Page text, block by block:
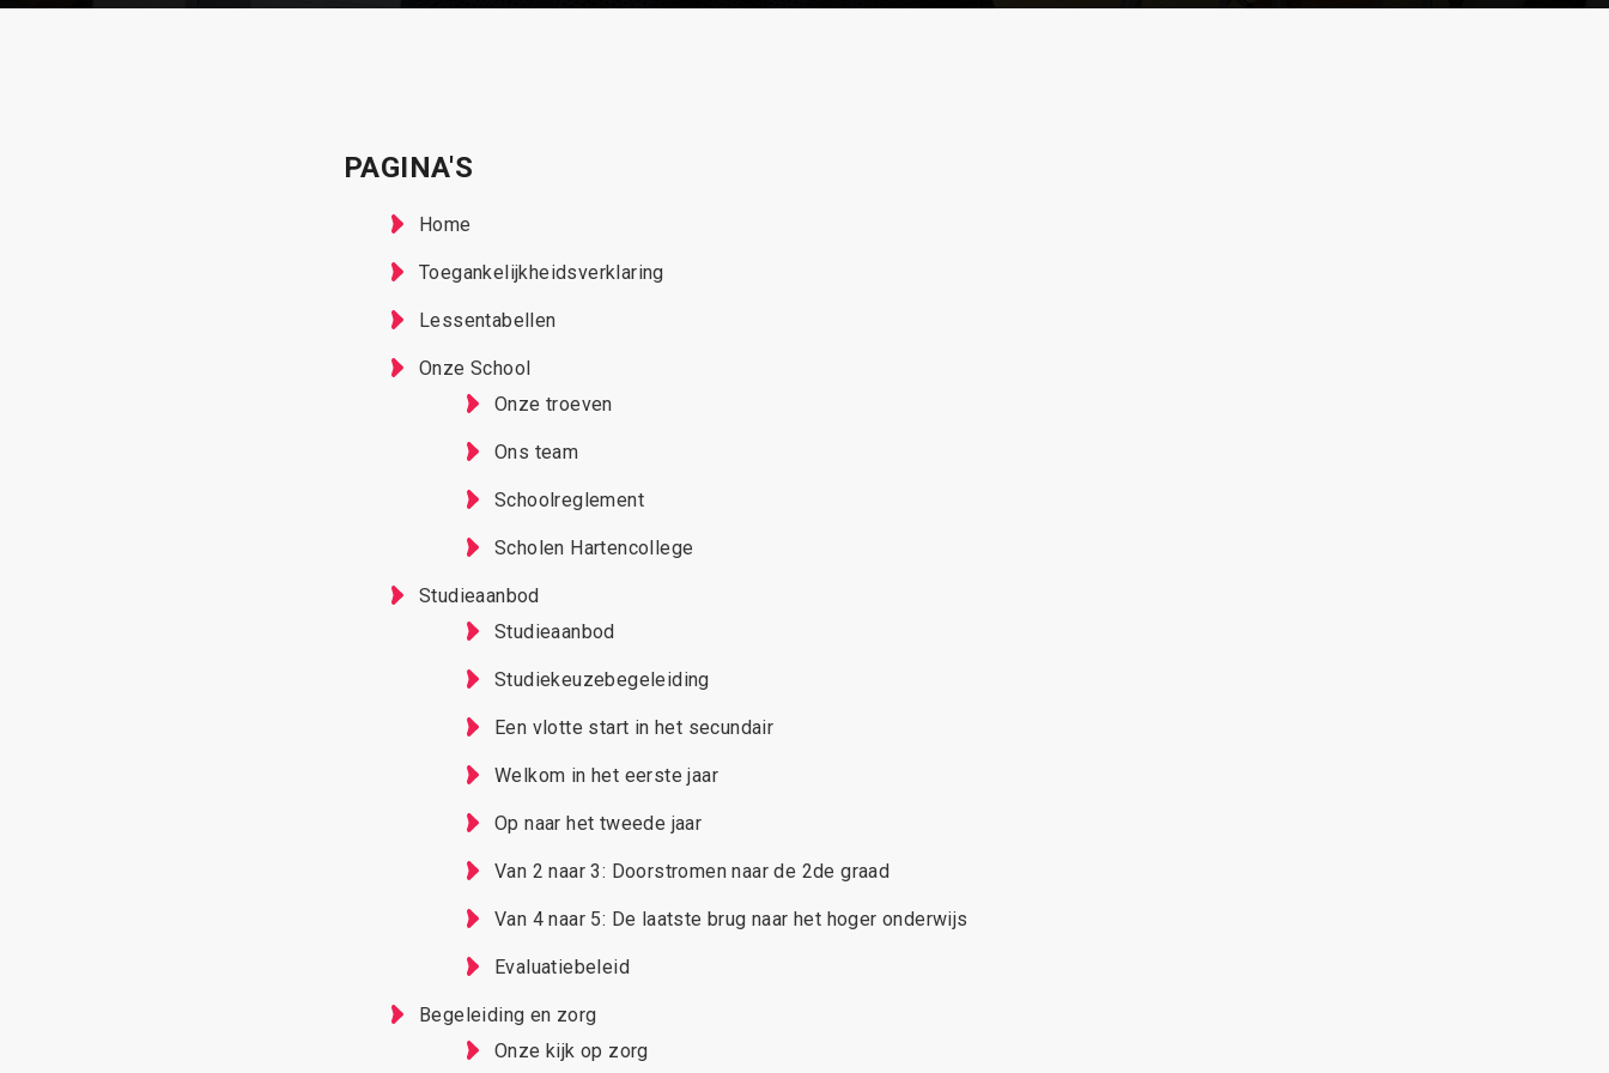
PAGINA'S
Home
Toegankelijkheidsverklaring
Lessentabellen
Onze School
Onze troeven
Ons team
Schoolreglement
Scholen Hartencollege
Studieaanbod
Studieaanbod
Studiekeuzebegeleiding
Een vlotte start in het secundair
Welkom in het eerste jaar
Op naar het tweede jaar
Van 2 naar 3: Doorstromen naar de 2de graad
Van 4 naar 5: De laatste brug naar het hoger onderwijs
Evaluatiebeleid
Begeleiding en zorg
Onze kijk op zorg